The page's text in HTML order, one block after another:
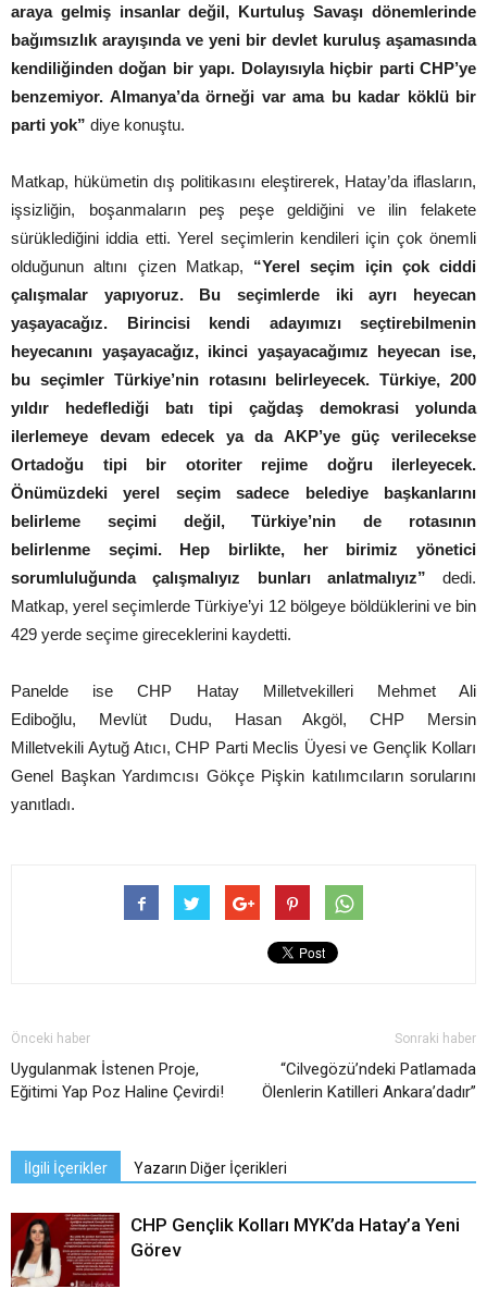
araya gelmiş insanlar değil, Kurtuluş Savaşı dönemlerinde
bağımsızlık arayışında ve yeni bir devlet kuruluş aşamasında
kendiliğinden doğan bir yapı. Dolayısıyla hiçbir parti CHP’ye
benzemiyor. Almanya’da örneği var ama bu kadar köklü bir
parti yok” diye konuştu.
Matkap, hükümetin dış politikasını eleştirerek, Hatay’da iflasların,
işsizliğin, boşanmaların peş peşe geldiğini ve ilin felakete
sürüklediğini iddia etti. Yerel seçimlerin kendileri için çok önemli
olduğunun altını çizen Matkap, “Yerel seçim için çok ciddi
çalışmalar yapıyoruz. Bu seçimlerde iki ayrı heyecan
yaşayacağız. Birincisi kendi adayımızı seçtirebilmenin
heyecanını yaşayacağız, ikinci yaşayacağımız heyecan ise,
bu seçimler Türkiye’nin rotasını belirleyecek. Türkiye, 200
yıldır hedeflediği batı tipi çağdaş demokrasi yolunda
ilerlemeye devam edecek ya da AKP’ye güç verilecekse
Ortadoğu tipi bir otoriter rejime doğru ilerleyecek.
Önümüzdeki yerel seçim sadece belediye başkanlarını
belirleme seçimi değil, Türkiye’nin de rotasının
belirlenme seçimi. Hep birlikte, her birimiz yönetici
sorumluluğunda çalışmalıyız bunları anlatmalıyız” dedi.
Matkap, yerel seçimlerde Türkiye’yi 12 bölgeye böldüklerini ve bin
429 yerde seçime gireceklerini kaydetti.
Panelde ise CHP Hatay Milletvekilleri Mehmet Ali
Ediboğlu, Mevlüt Dudu, Hasan Akgöl, CHP Mersin
Milletvekili Aytuğ Atıcı, CHP Parti Meclis Üyesi ve Gençlik Kolları
Genel Başkan Yardımcısı Gökçe Pişkin katılımcıların sorularını
yanıtladı.
Önceki haber
Uygulanmak İstenen Proje,
Eğitimi Yap Poz Haline Çevirdi!
Sonraki haber
“Cilvegözü’ndeki Patlamada
Ölenlerin Katilleri Ankara’dadır”
İlgili İçerikler Yazarın Diğer İçerikleri
CHP Gençlik Kolları MYK’da Hatay’a Yeni
Görev